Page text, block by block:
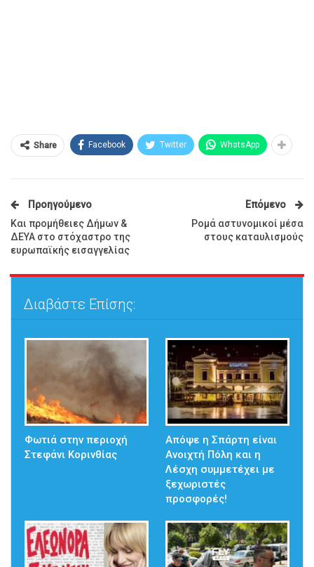
Share Facebook Twitter WhatsApp
Προηγούμενο
Και προμήθειες Δήμων &
ΔΕΥΑ στο στόχαστρο της
ευρωπαϊκής εισαγγελίας
Επόμενο
Ρομά αστυνομικοί μέσα
στους καταυλισμούς
Διαβάστε Επίσης:
Φωτιά στην περιοχή
Στεφάνι Κορινθίας
Απόψε η Σπάρτη είναι
Ανοιχτή Πόλη και η
Λέσχη συμμετέχει με
ξεχωριστές
προσφορές!